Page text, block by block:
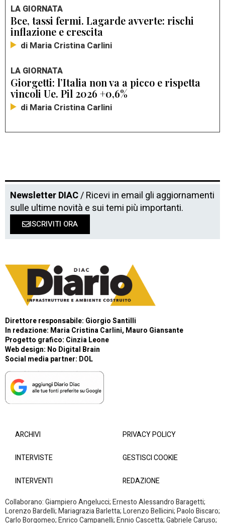
LA GIORNATA
Bce, tassi fermi. Lagarde avverte: rischi
inflazione e crescita
di Maria Cristina Carlini
LA GIORNATA
Giorgetti: l’Italia non va a picco e rispetta
vincoli Ue. Pil 2026 +0,6%
di Maria Cristina Carlini
Newsletter DIAC/ Ricevi in email gli aggiornamenti
sulle ultime novità e sui temi più importanti.
ISCRIVITI ORA
Direttore responsabile: Giorgio Santilli
In redazione: Maria Cristina Carlini, Mauro Giansante
Progetto grafico: Cinzia Leone
Web design: No Digital Brain
Social media partner: DOL
ARCHIVI
INTERVISTE
INTERVENTI
PRIVACY POLICY
GESTISCI COOKIE
REDAZIONE
Collaborano: Giampiero Angelucci; Ernesto Alessandro Baragetti;
Lorenzo Bardelli; Mariagrazia Barletta; Lorenzo Bellicini; Paolo Biscaro;
Carlo Borgomeo; Enrico Campanelli; Ennio Cascetta; Gabriele Caruso;